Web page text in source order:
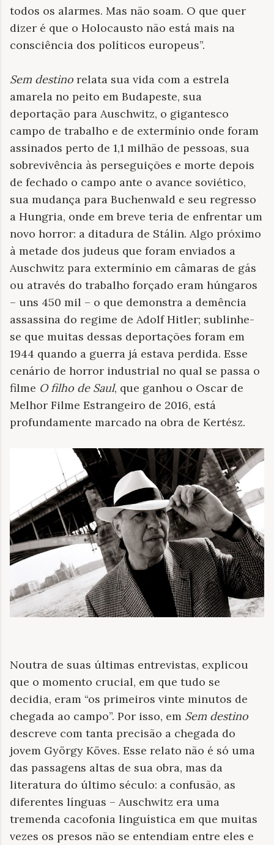
todos os alarmes. Mas não soam. O que quer
dizer é que o Holocausto não está mais na
consciência dos políticos europeus”.
Sem destino relata sua vida com a estrela
amarela no peito em Budapeste, sua
deportação para Auschwitz, o gigantesco
campo de trabalho e de extermínio onde foram
assinados perto de 1,1 milhão de pessoas, sua
sobrevivência às perseguições e morte depois
de fechado o campo ante o avance soviético,
sua mudança para Buchenwald e seu regresso
a Hungria, onde em breve teria de enfrentar um
novo horror: a ditadura de Stálin. Algo próximo
à metade dos judeus que foram enviados a
Auschwitz para extermínio em câmaras de gás
ou através do trabalho forçado eram húngaros
– uns 450 mil – o que demonstra a demência
assassina do regime de Adolf Hitler; sublinhe-
se que muitas dessas deportações foram em
1944 quando a guerra já estava perdida. Esse
cenário de horror industrial no qual se passa o
filme O filho de Saul, que ganhou o Oscar de
Melhor Filme Estrangeiro de 2016, está
profundamente marcado na obra de Kertész.
Noutra de suas últimas entrevistas, explicou
que o momento crucial, em que tudo se
decidia, eram “os primeiros vinte minutos de
chegada ao campo”. Por isso, em Sem destino
descreve com tanta precisão a chegada do
jovem György Köves. Esse relato não é só uma
das passagens altas de sua obra, mas da
literatura do último século: a confusão, as
diferentes línguas – Auschwitz era uma
tremenda cacofonia linguística em que muitas
vezes os presos não se entendiam entre eles e